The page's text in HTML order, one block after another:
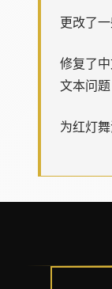
更改了
修复了
文本问题
为红灯